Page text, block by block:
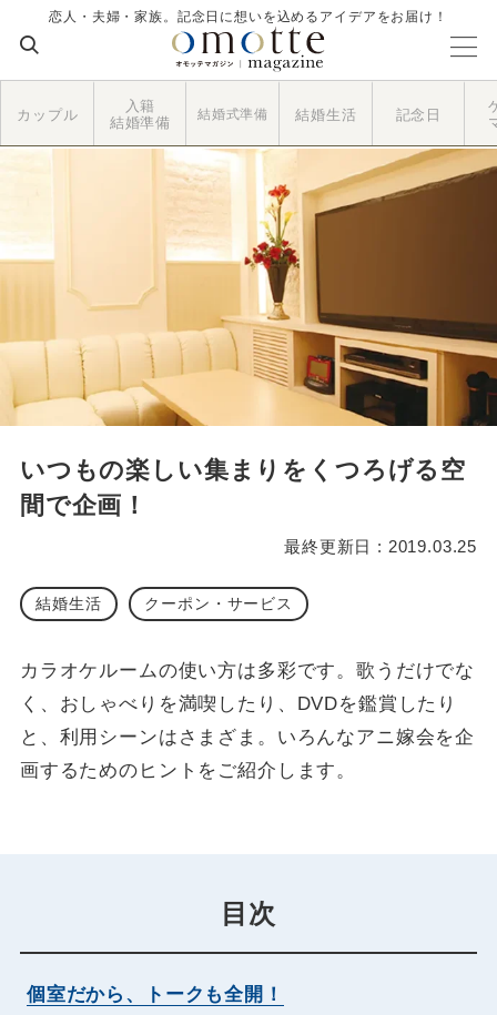
恋人・夫婦・家族。記念日に想いを込めるアイデアをお届け！
カップル
入籍
結婚準備
結婚式準備 結婚生活 記念日
いつもの楽しい集まりをくつろげる空
間で企画！
最終更新日 : 2019.03.25
結婚生活 クーポン・サービス
カラオケルームの使い方は多彩です。歌うだけでな
く、おしゃべりを満喫したり、DVDを鑑賞したり
と、利用シーンはさまざま。いろんなアニ嫁会を企
画するためのヒントをご紹介します。
目次
個室だから、トークも全開！